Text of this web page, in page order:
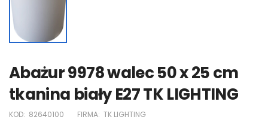
Abażur 9978 walec 50 x 25 cm
tkanina biały E27 TK LIGHTING
KOD: 82640100 FIRMA: TK LIGHTING